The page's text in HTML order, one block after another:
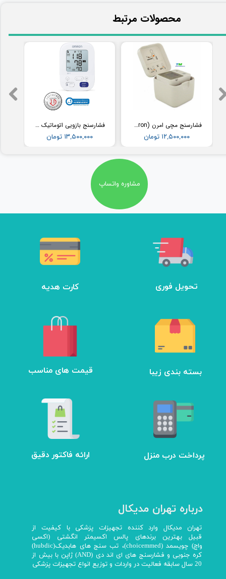
فشارسنج بازویی اتوماتیک با کاف پهن امرن (OMRON) مدل M3
۱۳,۵۰۰,۰۰۰ تومان
فشارسنج مچی امرن (Omron) مدل RS2
۱۲,۵۰۰,۰۰۰ تومان
​محصولات مرتبط
مشاوره واتساپ
تحویل فوری کارت هدیه
​قیمت های مناسب بسته بندی زیبا
ارائه فاکتور دقیق پرداخت درب منزل
درباره تهران مدیکال
تهران مدیکال وارد کننده تجهیزات پزشکی با کیفیت از
قبیل بهترین برندهای پالس اکسیمتر انگشتی (اکسی
واچ) چویسمد (choicemmed)، تب سنج های هابدیک(hubdic)
کره جنوبی و فشارسنج های ای اند دی (AND) ژاپن با بیش از
20 سال سابقه فعالیت در واردات و توزیع انواع تجهیزات پزشکی